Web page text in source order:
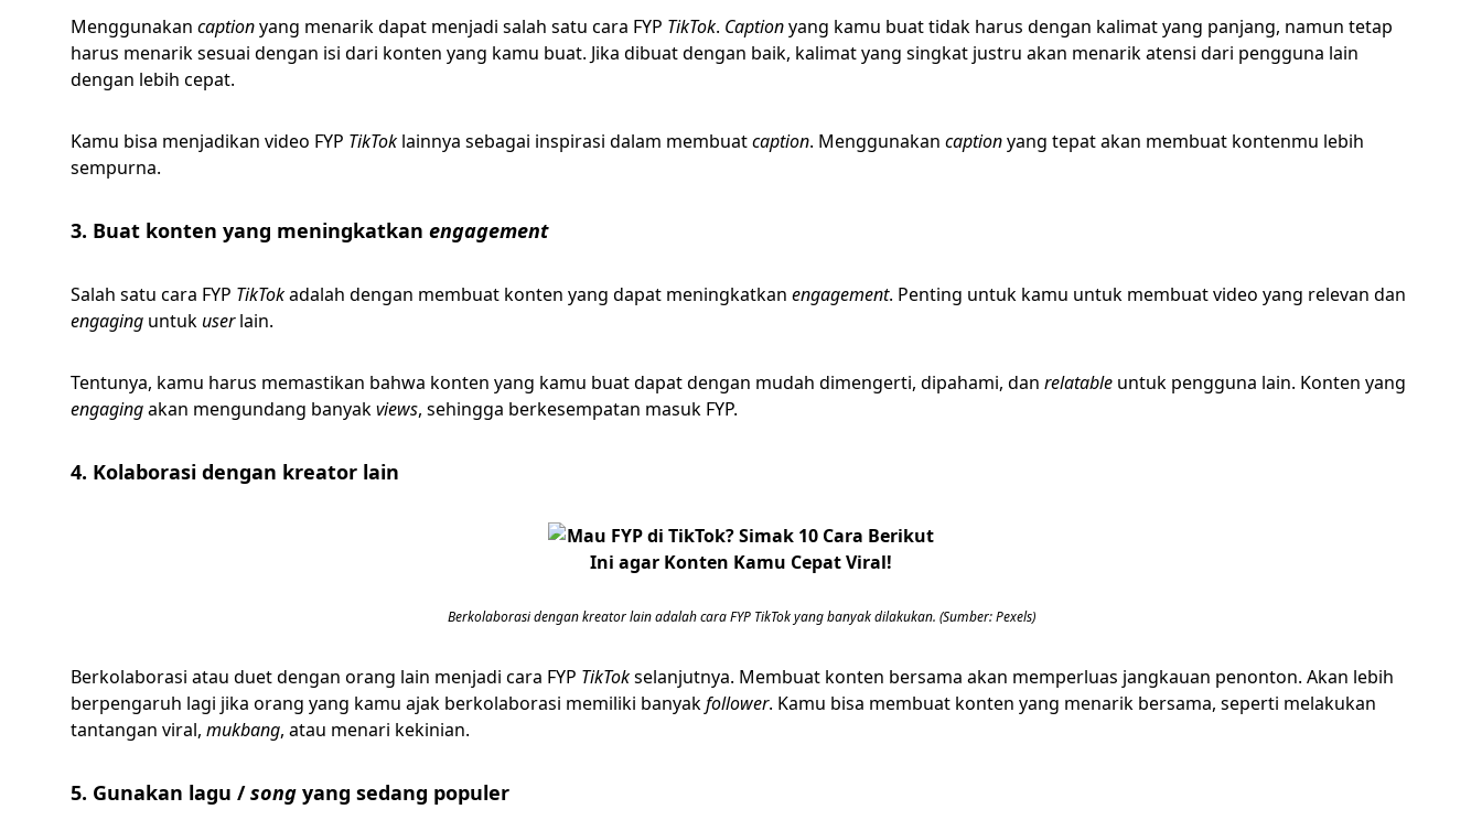
Menggunakan captionyang menarik dapat menjadi salah satu cara FYP TikTok. Captionyang kamu buat tidak harus dengan kalimat yang panjang, namun tetap
harus menarik sesuai dengan isi dari konten yang kamu buat. Jika dibuat dengan baik, kalimat yang singkat justru akan menarik atensi dari pengguna lain
dengan lebih cepat.
Kamu bisa menjadikan video FYP TikTok lainnya sebagai inspirasi dalam membuatcaption. Menggunakan captionyang tepat akan membuat kontenmu lebih
sempurna.
3. Buat konten yang meningkatkan engagement
Salah satu cara FYP TikTokadalah dengan membuat konten yang dapat meningkatkan engagement. Penting untuk kamu untuk membuat video yang relevan dan
engaging untukuserlain.
Tentunya, kamu harus memastikan bahwa konten yang kamu buat dapat dengan mudah dimengerti, dipahami, dan relatable untuk pengguna lain. Konten yang
engagingakan mengundang banyakviews, sehingga berkesempatan masuk FYP.
4. Kolaborasi dengan kreator lain
Berkolaborasi dengan kreator lain adalah cara FYP TikTok yang banyak dilakukan. (Sumber: Pexels)
Berkolaborasi atau duet dengan orang lain menjadi cara FYP TikTokselanjutnya. Membuat konten bersama akan memperluas jangkauan penonton. Akan lebih
berpengaruh lagi jika orang yang kamu ajak berkolaborasi memiliki banyakfollower. Kamu bisa membuat konten yang menarik bersama, seperti melakukan
tantangan viral, mukbang, atau menari kekinian.
5. Gunakan lagu /song yang sedang populer